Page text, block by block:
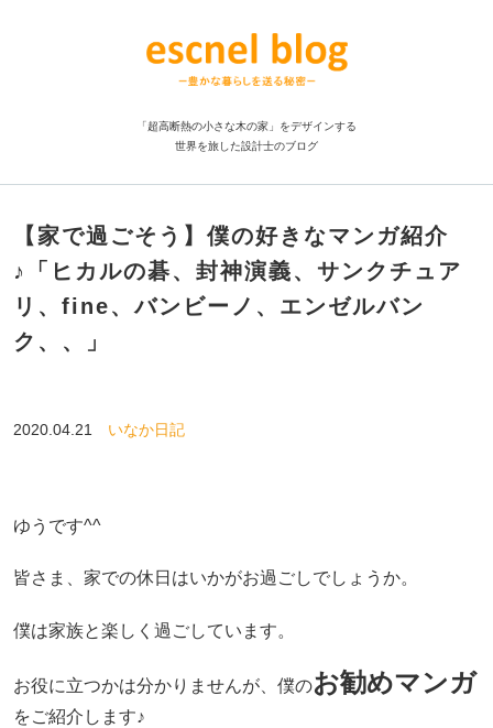
「超高断熱の小さな木の家」をデザインする
世界を旅した設計士のブログ
【家で過ごそう】僕の好きなマンガ紹介
♪「ヒカルの碁、封神演義、サンクチュア
リ、fine、バンビーノ、エンゼルバン
ク、、」
2020.04.21 いなか日記
ゆうです^^
皆さま、家での休日はいかがお過ごしでしょうか。
僕は家族と楽しく過ごしています。
お役に立つかは分かりませんが、僕のお勧めマンガ
をご紹介します♪